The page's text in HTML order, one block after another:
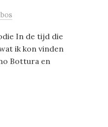
In de tijd die
ik kon vinden
Bottura en